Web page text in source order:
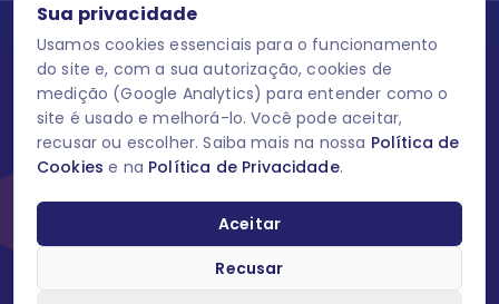
Sua privacidade
Usamos cookies essenciais para o funcionamento
do site e, com a sua autorização, cookies de
medição (Google Analytics) para entender como o
site é usado e melhorá-lo. Você pode aceitar,
recusar ou escolher. Saiba mais na nossa Política de
Cookies e na Política de Privacidade.
Aceitar
Recusar
Se estiver no programa semprecuidando, comunique aquiuma
reação adversa com os produtos Servier. Este site contém
informações para o público leigo e para os profissionais de saúde
do Brasil habilitados a prescrever medicamentos. M-AS ONE-BR-
202606-00013 / Agosto 2026.
O laboratório Servier do Brasil respeita os seus dados! Caso deseje
dados pessoais você pode fazê-lo a qualquer momento entrando
em contato através do site www.semprecuidando.com.br na opção
fale conosco.